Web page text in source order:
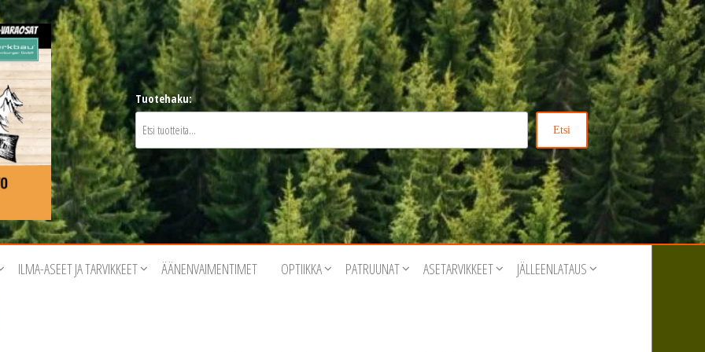
Tuotehaku:
Etsi
ILMA-ASEET JA TARVIKKEET ÄÄNENVAIMENTIMET OPTIIKKA PATRUUNAT ASETARVIKKEET JÄLLEENLATAUS